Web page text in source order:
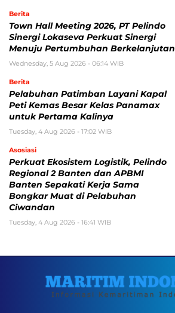
Berita
Town Hall Meeting 2026, PT Pelindo
Sinergi Lokaseva Perkuat Sinergi
Menuju Pertumbuhan Berkelanjutan
Wednesday, 5 Aug 2026 - 06:14 WIB
Berita
Pelabuhan Patimban Layani Kapal
Peti Kemas Besar Kelas Panamax
untuk Pertama Kalinya
Tuesday, 4 Aug 2026 - 17:02 WIB
Asosiasi
Perkuat Ekosistem Logistik, Pelindo
Regional 2 Banten dan APBMI
Banten Sepakati Kerja Sama
Bongkar Muat di Pelabuhan
Ciwandan
Tuesday, 4 Aug 2026 - 16:41 WIB